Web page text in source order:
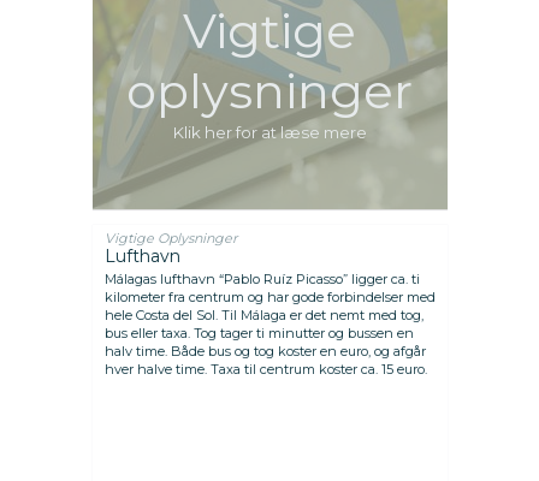
Vigtige
oplysninger
Klik her for at læse mere
Vigtige Oplysninger
Lufthavn
Málagas lufthavn “Pablo Ruíz Picasso” ligger ca. ti
kilometer fra centrum og har gode forbindelser med
hele Costa del Sol. Til Málaga er det nemt med tog,
bus eller taxa. Tog tager ti minutter og bussen en
halv time. Både bus og tog koster en euro, og afgår
hver halve time. Taxa til centrum koster ca. 15 euro.